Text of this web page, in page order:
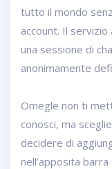
tutto il mondo
account. Il
una sessione di
anonimamente
Omegle non ti
conosci, ma
decidere di
nell’apposita